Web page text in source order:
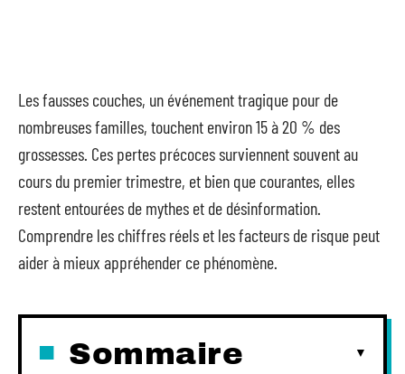
Les fausses couches, un événement tragique pour de
nombreuses familles, touchent environ 15 à 20 % des
grossesses. Ces pertes précoces surviennent souvent au
cours du premier trimestre, et bien que courantes, elles
restent entourées de mythes et de désinformation.
Comprendre les chiffres réels et les facteurs de risque peut
aider à mieux appréhender ce phénomène.
Sommaire